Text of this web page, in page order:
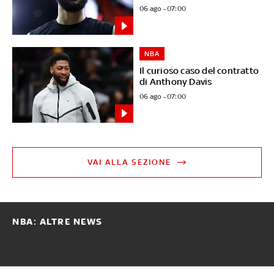
06 ago - 07:00
Il curioso caso del contratto
di Anthony Davis
NBA
06 ago - 07:00
VAI ALLA SEZIONE
NBA: ALTRE NEWS